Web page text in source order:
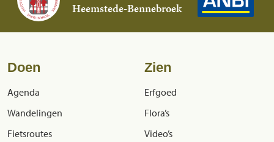
Heemstede-Bennebroek
Doen
Agenda
Wandelingen
Fietsroutes
Zien
Erfgoed
Flora’s
Video’s